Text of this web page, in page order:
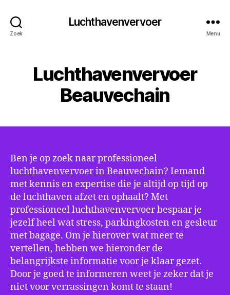
Zoek
Luchthavenvervoer
Menu
Luchthavenvervoer
Beauvechain
Ben je op zoek naar professioneel
luchthavenvervoer in Beauvechain? Iemand
met kennis en expertise die je altijd op tijd op
de luchthaven afzet en ophaalt? Met
professioneel luchthavenvervoer bespaar je
jezelf heel wat stress, parkingkosten en gesleur
met bagage. Om je hierover wat meer te
vertellen, hebben we hieronder de
belangrijkste informatie voor je klaar gezet.
Door je goed te informeren weet je zeker dat je
niet voor verrassingen komt te staan!